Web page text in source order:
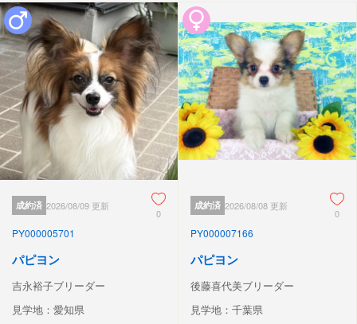
成約済 2026/08/09 更新
0
PY000005701
パピヨン
吉永裕子ブリーダー
見学地：愛知県
成約済 2026/08/08 更新
0
PY000007166
パピヨン
後藤喜代美ブリーダー
見学地：千葉県